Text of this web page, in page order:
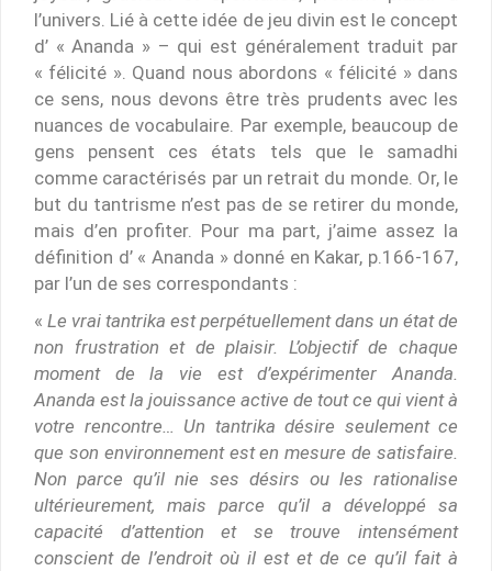
l’univers. Lié à cette idée de jeu divin est le concept
d’ « Ananda » – qui est généralement traduit par
« félicité ». Quand nous abordons « félicité » dans
ce sens, nous devons être très prudents avec les
nuances de vocabulaire. Par exemple, beaucoup de
gens pensent ces états tels que le samadhi
comme caractérisés par un retrait du monde. Or, le
but du tantrisme n’est pas de se retirer du monde,
mais d’en profiter. Pour ma part, j’aime assez la
définition d’ « Ananda » donné en Kakar, p.166-167,
par l’un de ses correspondants :
« Le vrai tantrika est perpétuellement dans un état de
non frustration et de plaisir. L’objectif de chaque
moment de la vie est d’expérimenter Ananda.
Ananda est la jouissance active de tout ce qui vient à
votre rencontre… Un tantrika désire seulement ce
que son environnement est en mesure de satisfaire.
Non parce qu’il nie ses désirs ou les rationalise
ultérieurement, mais parce qu’il a développé sa
capacité d’attention et se trouve intensément
conscient de l’endroit où il est et de ce qu’il fait à